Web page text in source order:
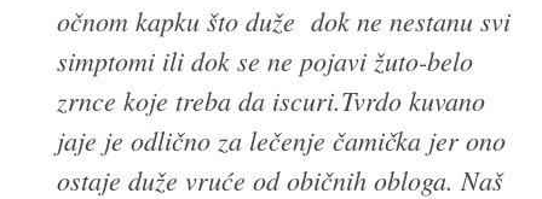
očnom kapku što duže dok ne nestanu svi
simptomi ili dok se ne pojavi žuto-belo
zrnce koje treba da iscuri.Tvrdo kuvano
jaje je odlično za lečenje čamička jer ono
ostaje duže vruće od običnih obloga. Naš